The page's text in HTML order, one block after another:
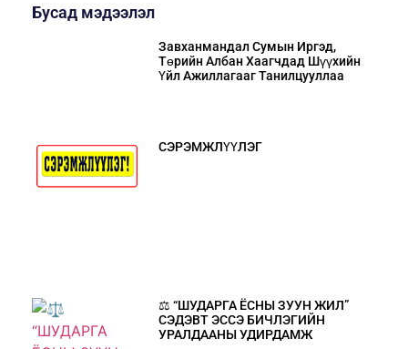
Бусад мэдээлэл
Завханмандал Сумын Иргэд,
Төрийн Албан Хаагчдад Шүүхийн
Үйл Ажиллагааг Танилцууллаа
СЭРЭМЖЛҮҮЛЭГ
⚖️ “ШУДАРГА ЁСНЫ ЗУУН ЖИЛ”
СЭДЭВТ ЭССЭ БИЧЛЭГИЙН
УРАЛДААНЫ УДИРДАМЖ